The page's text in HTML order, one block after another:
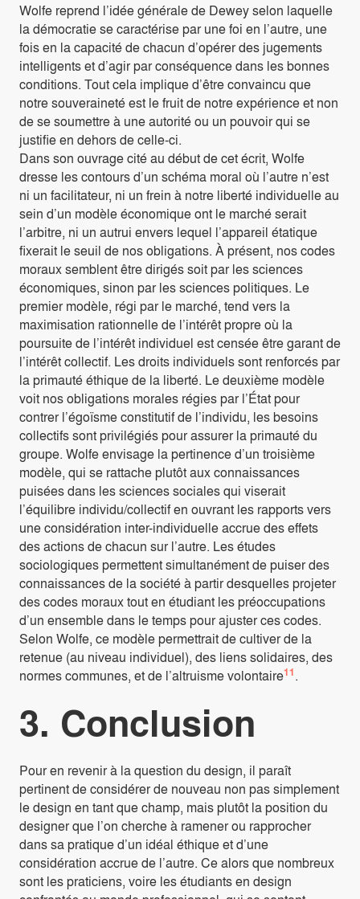
Wolfe reprend l’idée générale de Dewey selon laquelle
la démocratie se caractérise par une foi en l’autre, une
fois en la capacité de chacun d’opérer des jugements
intelligents et d’agir par conséquence dans les bonnes
conditions. Tout cela implique d’être convaincu que
notre souveraineté est le fruit de notre expérience et non
de se soumettre à une autorité ou un pouvoir qui se
justifie en dehors de celle-ci.
Dans son ouvrage cité au début de cet écrit, Wolfe
dresse les contours d’un schéma moral où l’autre n’est
ni un facilitateur, ni un frein à notre liberté individuelle au
sein d’un modèle économique ont le marché serait
l’arbitre, ni un autrui envers lequel l’appareil étatique
fixerait le seuil de nos obligations. À présent, nos codes
moraux semblent être dirigés soit par les sciences
économiques, sinon par les sciences politiques. Le
premier modèle, régi par le marché, tend vers la
maximisation rationnelle de l’intérêt propre où la
poursuite de l’intérêt individuel est censée être garant de
l’intérêt collectif. Les droits individuels sont renforcés par
la primauté éthique de la liberté. Le deuxième modèle
voit nos obligations morales régies par l’État pour
contrer l’égoïsme constitutif de l’individu, les besoins
collectifs sont privilégiés pour assurer la primauté du
groupe. Wolfe envisage la pertinence d’un troisième
modèle, qui se rattache plutôt aux connaissances
puisées dans les sciences sociales qui viserait
l’équilibre individu/collectif en ouvrant les rapports vers
une considération inter-individuelle accrue des effets
des actions de chacun sur l’autre. Les études
sociologiques permettent simultanément de puiser des
connaissances de la société à partir desquelles projeter
des codes moraux tout en étudiant les préoccupations
d’un ensemble dans le temps pour ajuster ces codes.
Selon Wolfe, ce modèle permettrait de cultiver de la
retenue (au niveau individuel), des liens solidaires, des
normes communes, et de l’altruisme volontaire11.
3. Conclusion
Pour en revenir à la question du design, il paraît
pertinent de considérer de nouveau non pas simplement
le design en tant que champ, mais plutôt la position du
designer que l’on cherche à ramener ou rapprocher
dans sa pratique d’un idéal éthique et d’une
considération accrue de l’autre. Ce alors que nombreux
sont les praticiens, voire les étudiants en design